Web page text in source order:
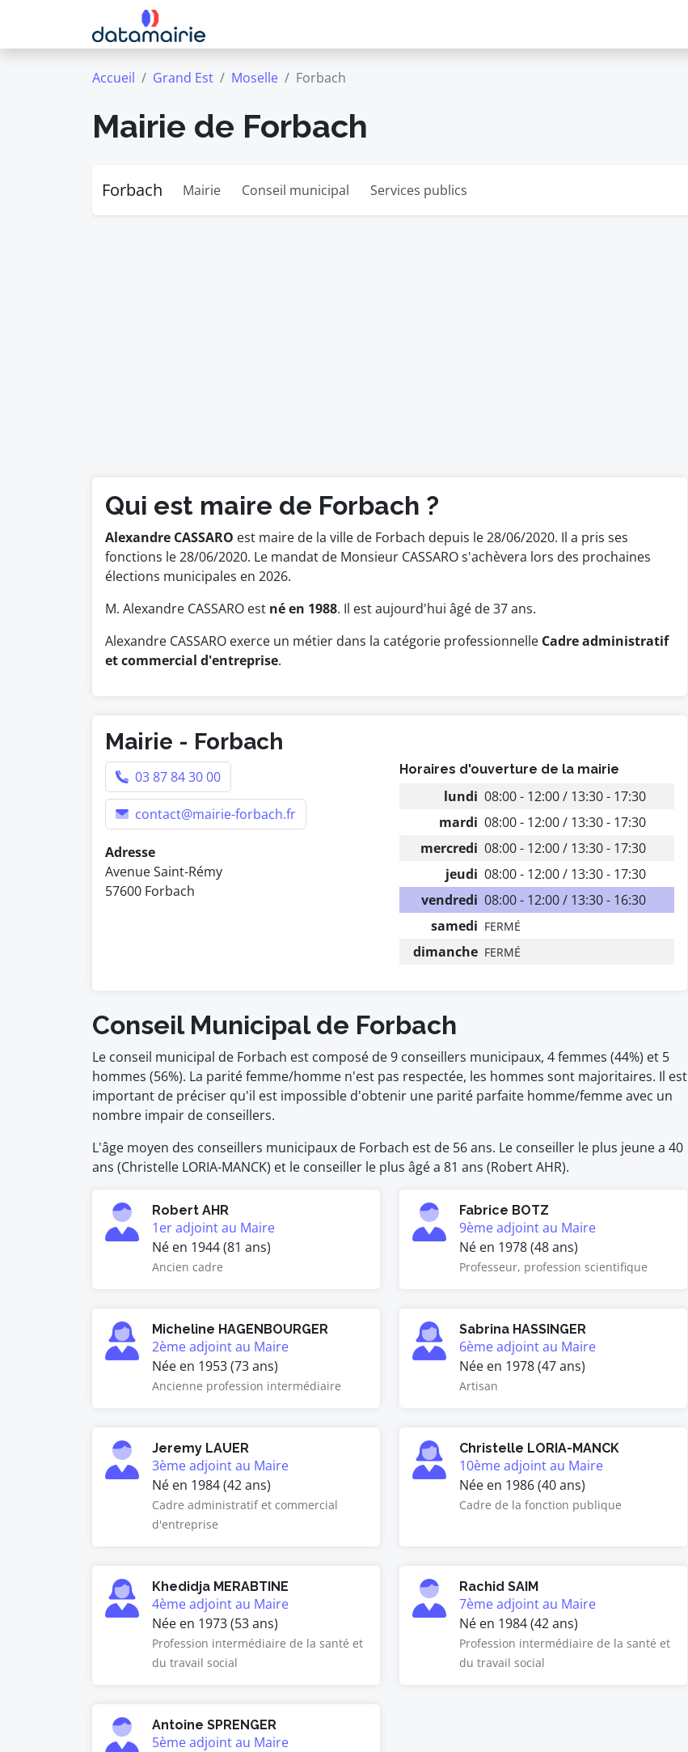
Accueil Grand Est Moselle Forbach
Mairie de Forbach
Forbach Mairie Conseil municipal Services publics
Qui est maire de Forbach ?
Alexandre CASSARO est maire de la ville de Forbach depuis le 28/06/2020. Il a pris ses
fonctions le 28/06/2020. Le mandat de Monsieur CASSARO s'achèvera lors des prochaines
élections municipales en 2026.
M. Alexandre CASSARO est né en 1988. Il est aujourd'hui âgé de 37 ans.
Alexandre CASSARO exerce un métier dans la catégorie professionnelle Cadre administratif
et commercial d'entreprise.
Mairie - Forbach
03 87 84 30 00
contact@mairie-forbach.fr
Adresse
Avenue Saint-Rémy
57600 Forbach
Horaires d'ouverture de la mairie
lundi 08:00 - 12:00 / 13:30 - 17:30
mardi 08:00 - 12:00 / 13:30 - 17:30
mercredi 08:00 - 12:00 / 13:30 - 17:30
jeudi 08:00 - 12:00 / 13:30 - 17:30
vendredi 08:00 - 12:00 / 13:30 - 16:30
samedi FERMÉ
dimanche FERMÉ
Conseil Municipal de Forbach
Le conseil municipal de Forbach est composé de 9 conseillers municipaux, 4 femmes (44%) et 5
hommes (56%). La parité femme/homme n'est pas respectée, les hommes sont majoritaires. Il est
important de préciser qu'il est impossible d'obtenir une parité parfaite homme/femme avec un
nombre impair de conseillers.
L'âge moyen des conseillers municipaux de Forbach est de 56 ans. Le conseiller le plus jeune a 40
ans (Christelle LORIA-MANCK) et le conseiller le plus âgé a 81 ans (Robert AHR).
Robert AHR
1er adjoint au Maire
Né en 1944 (81 ans)
Ancien cadre
Fabrice BOTZ
9ème adjoint au Maire
Né en 1978 (48 ans)
Professeur, profession scientifique
Micheline HAGENBOURGER
2ème adjoint au Maire
Née en 1953 (73 ans)
Ancienne profession intermédiaire
Sabrina HASSINGER
6ème adjoint au Maire
Née en 1978 (47 ans)
Artisan
Jeremy LAUER
3ème adjoint au Maire
Né en 1984 (42 ans)
Cadre administratif et commercial
d'entreprise
Christelle LORIA-MANCK
10ème adjoint au Maire
Née en 1986 (40 ans)
Cadre de la fonction publique
Khedidja MERABTINE
4ème adjoint au Maire
Née en 1973 (53 ans)
Profession intermédiaire de la santé et
du travail social
Rachid SAIM
7ème adjoint au Maire
Né en 1984 (42 ans)
Profession intermédiaire de la santé et
du travail social
Antoine SPRENGER
5ème adjoint au Maire